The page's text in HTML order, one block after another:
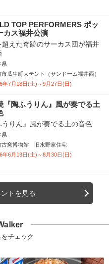
TOP PERFORMERS ポッ
カス福井公演
超えた奇跡のサーカス団が福井
県
市瓜生町大テント（サンドーム福井西）
年7月18日(土)～9月27日(日)
『陶ふうりん』風が奏でる土
うりん』風が奏でる土の音色
県
古窯博物館 旧水野家住宅
年6月13日(土)～8月30日(日)
トを見る
チェック